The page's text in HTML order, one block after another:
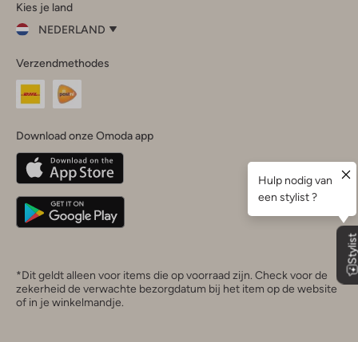
InstagramFacebook
Kies je land
NEDERLAND
je
land
Nederland
Belgique(Français)
Deutschland
Verzendmethodes
Download onze Omoda app
*Dit geldt alleen voor items die op voorraad zijn. Check voor de
zekerheid de verwachte bezorgdatum bij het item op de website
of in je winkelmandje.